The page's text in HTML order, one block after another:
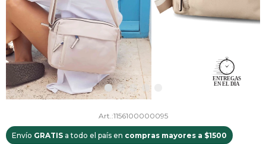
1156100000095
Envío GRATIS a todo el país en compras mayores a $1500